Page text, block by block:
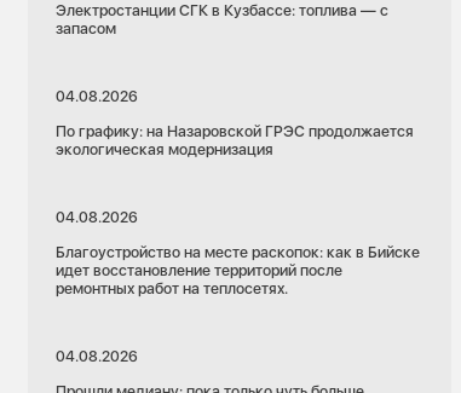
Электростанции СГК в Кузбассе: топлива — с
запасом
04.08.2026
По графику: на Назаровской ГРЭС продолжается
экологическая модернизация
04.08.2026
Благоустройство на месте раскопок: как в Бийске
идет восстановление территорий после
ремонтных работ на теплосетях.
04.08.2026
Красноярский край
Назарово
Назаровская ГРЭС реализует масштабную